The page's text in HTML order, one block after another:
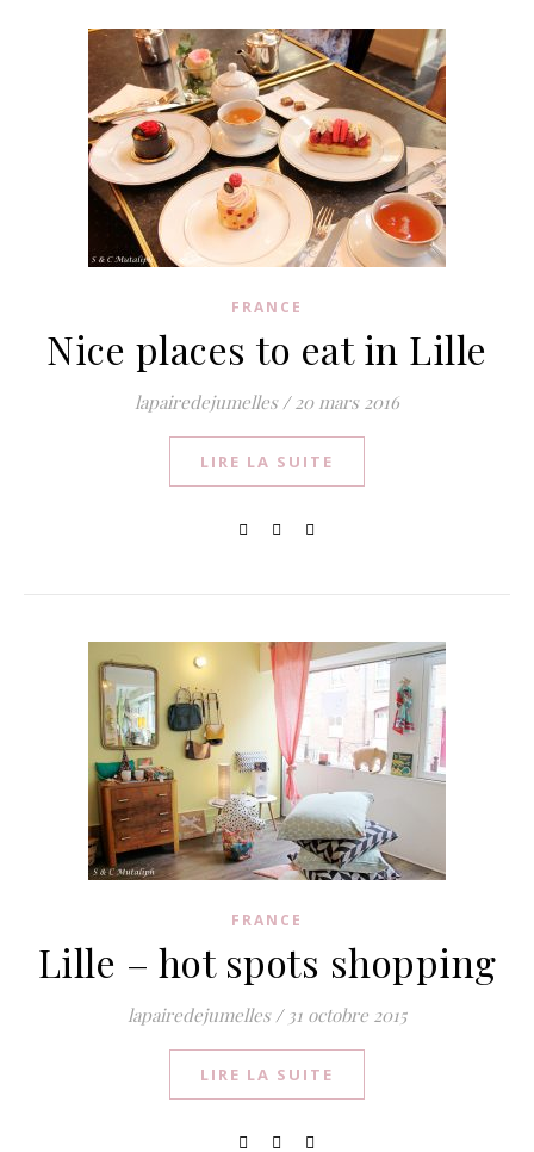
FRANCE
Nice places to eat in Lille
lapairedejumelles / 20 mars 2016
LIRE LA SUITE
FRANCE
Lille – hot spots shopping
lapairedejumelles / 31 octobre 2015
LIRE LA SUITE